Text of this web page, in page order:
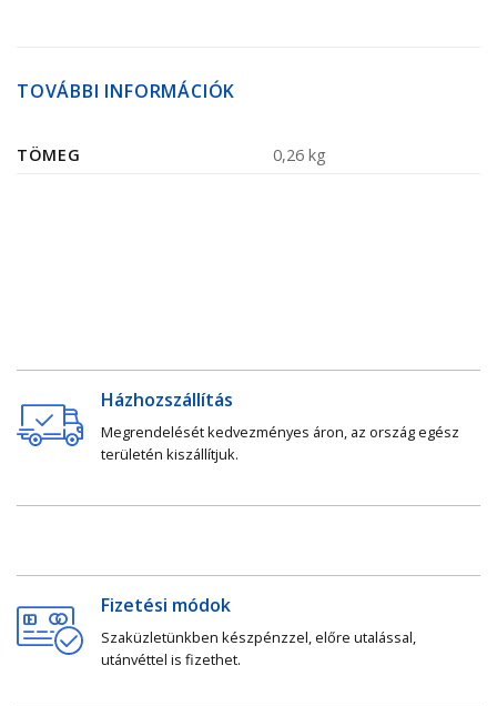
TOVÁBBI INFORMÁCIÓK
TÖMEG 0,26 kg
Házhozszállítás
Megrendelését kedvezményes áron, az ország egész
területén kiszállítjuk.
Fizetési módok
Szaküzletünkben készpénzzel, előre utalással,
utánvéttel is fizethet.